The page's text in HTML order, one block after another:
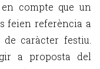
compte que un
feien referència a
caràcter festiu.
a proposta del